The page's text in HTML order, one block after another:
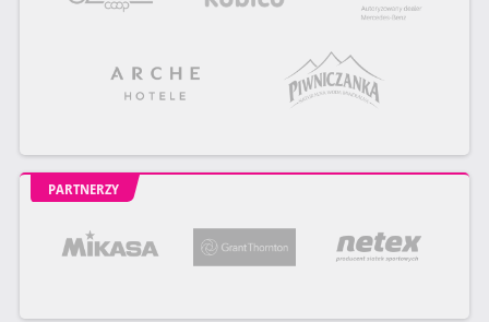
PARTNERZY